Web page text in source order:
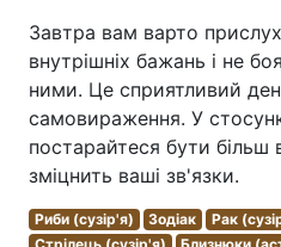
Завтра вам варто
внутрішніх бажань і не
ними. Це сприятливий
самовираження. У
постарайтеся бути більш
зміцнить ваші зв'язки.
Риби (сузір'я) Зодіак Рак